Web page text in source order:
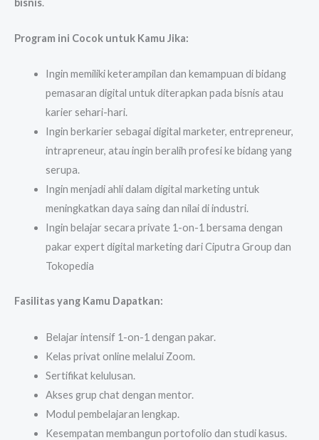
Program ini Cocok untuk Kamu Jika:
Ingin memiliki keterampilan dan kemampuan di bidang
pemasaran digital untuk diterapkan pada bisnis atau
karier sehari-hari.
Ingin berkarier sebagai digital marketer, entrepreneur,
intrapreneur, atau ingin beralih profesi ke bidang yang
serupa.
Ingin menjadi ahli dalam digital marketing untuk
meningkatkan daya saing dan nilai di industri.
Ingin belajar secara private 1-on-1 bersama dengan
pakar expert digital marketing dari Ciputra Group dan
Tokopedia
Fasilitas yang Kamu Dapatkan:
Belajar intensif 1-on-1 dengan pakar.
Kelas privat online melalui Zoom.
Sertifikat kelulusan.
Akses grup chat dengan mentor.
Modul pembelajaran lengkap.
Kesempatan membangun portofolio dan studi kasus.